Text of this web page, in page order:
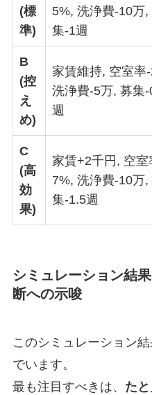
(標
準)
5%, 洗浄費-10万,
集-1週
B
(控
え
め)
家賃維持, 空室率
洗浄費-5万, 募集-
週
C
(高
効
果)
家賃+2千円, 空室
7%, 洗浄費-10万,
集-1.5週
シミュレーション結
断への示唆
このシミュレーション
でいます。
最も注目すべきは、 た